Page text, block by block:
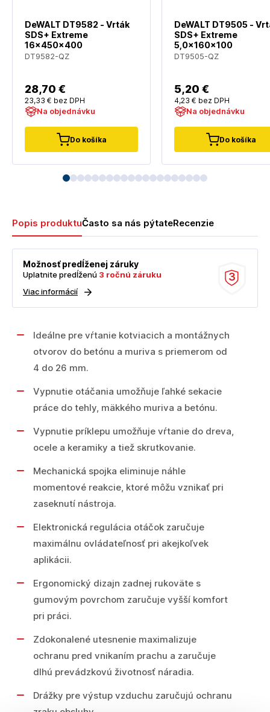
DeWALT DT9582 - Vrták
SDS+ Extreme
16x450x400
DT9582-QZ
28,70 €
23,33 € bez DPH
Na objednávku
Do košíka
DeWALT DT9505 -
SDS+ Extreme
5,0x160x100
DT9505-QZ
5,20 €
4,23 € bez DPH
Na objednávku
Do košíka
Popis produktuČasto sa nás pýtateRecenzie
3
Možnosť predĺženej záruky
Uplatnite predĺženú 3 ročnú záruku
Viac informácií
Ideálne pre vŕtanie kotviacich a montážnych
otvorov do betónu a muriva s priemerom od
4 do 26 mm.
Vypnutie otáčania umožňuje ľahké sekacie
práce do tehly, mäkkého muriva a betónu.
Vypnutie príklepu umožňuje vŕtanie do dreva,
ocele a keramiky a tiež skrutkovanie.
Mechanická spojka eliminuje náhle
momentové reakcie, ktoré môžu vznikať pri
zaseknutí nástroja.
Elektronická regulácia otáčok zaručuje
maximálnu ovládateľnosť pri akejkoľvek
aplikácii.
Ergonomický dizajn zadnej rukoväte s
gumovým povrchom zaručuje vyšší komfort
pri práci.
Zdokonalené utesnenie maximalizuje
ochranu pred vnikaním prachu a zaručuje
dlhú prevádzkovú životnosť náradia.
Drážky pre výstup vzduchu zaručujú ochranu